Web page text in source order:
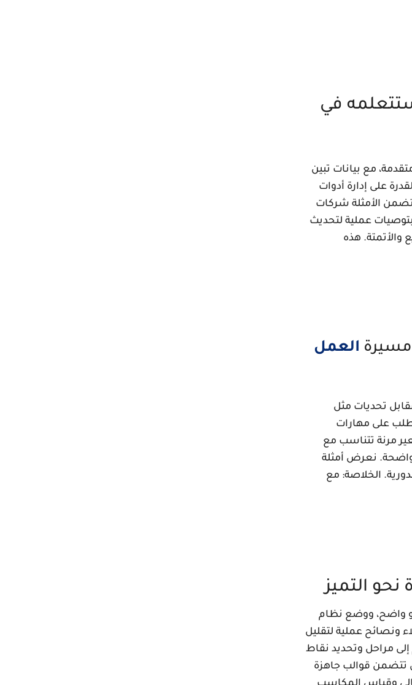
ستتعلمه في
مع بيانات تبين
على إدارة أدوات
الأمثلة شركات
عملية لتحديث
والأتمتة. هذه
مسيرة العمل
تحديات مثل
على مهارات
مرنة تتناسب مع
نعرض أمثلة
الخلاصة: مع
التميز
واضح، ووضع نظام
ونصائح عملية لتقليل
مراحل وتحديد نقاط
كفاءة العمل تتضمن قوالب جاهزة